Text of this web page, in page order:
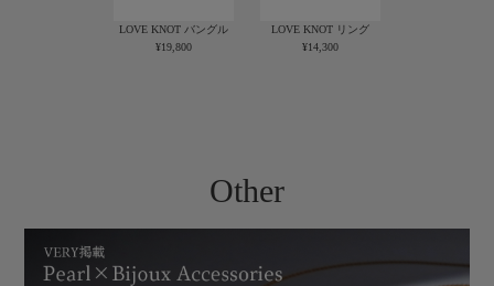
LOVE KNOT バングル
¥19,800
LOVE KNOT リング
¥14,300
Other